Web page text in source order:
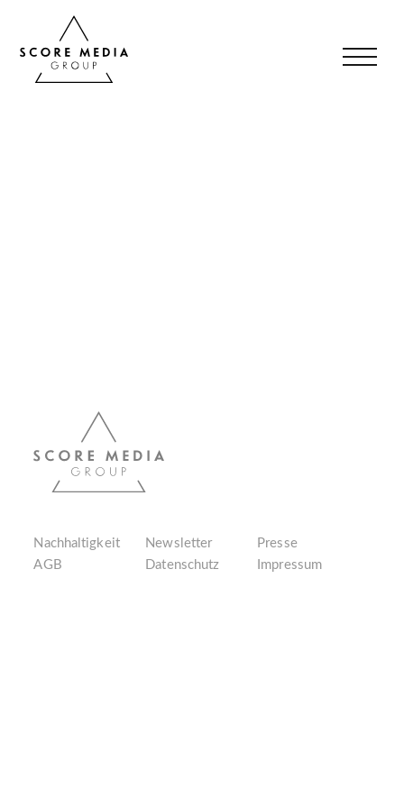
Nachhaltigkeit Newsletter
Presse
AGB
Datenschutz Impressum